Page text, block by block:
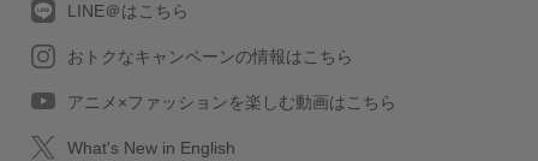
LINE＠はこちら
おトクなキャンペーンの情報はこちら
アニメ×ファッションを楽しむ動画はこちら
What's New in English